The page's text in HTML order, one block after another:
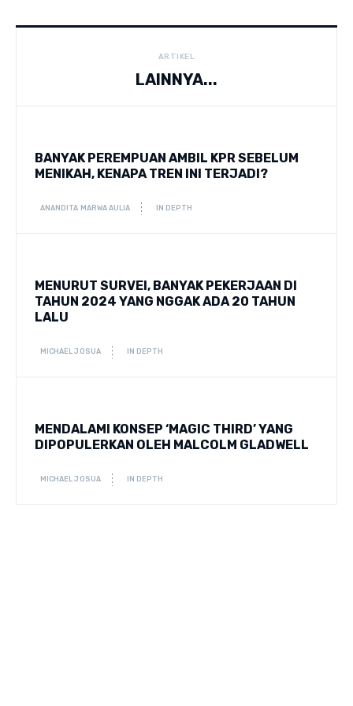
ARTIKEL
LAINNYA...
BANYAK PEREMPUAN AMBIL KPR SEBELUM
MENIKAH, KENAPA TREN INI TERJADI?
ANANDITA MARWA AULIA IN DEPTH
MENURUT SURVEI, BANYAK PEKERJAAN DI
TAHUN 2024 YANG NGGAK ADA 20 TAHUN
LALU
MICHAEL JOSUA IN DEPTH
MENDALAMI KONSEP ‘MAGIC THIRD’ YANG
DIPOPULERKAN OLEH MALCOLM GLADWELL
MICHAEL JOSUA IN DEPTH